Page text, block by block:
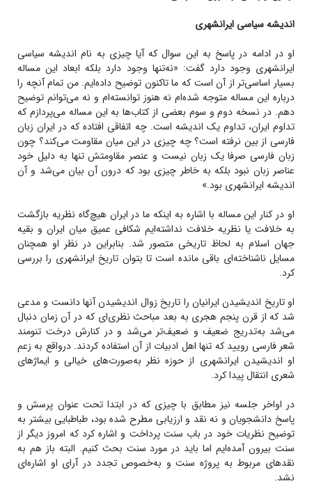
اندیشه سیاسی ایرانشهری
او در ادامه در پاسخ به این سوال که آیا چیزی به نام اندیشه سیاسی
ایرانشهری وجود دارد گفت: «نه‌تنها وجود دارد بلکه ابعاد این مساله
بسیار اساسی‌تر از آن است که ما تاکنون توضیح داده‌ایم. من تمام آنچه را
درباره این مساله متوجه شده‌ام نه هنوز توانسته‌ام و نه می‌توانم توضیح
دهم. در نسخه دوم و سوم بعضی از کتاب‌ها به این مساله می‌پردازم که
تداوم ایران، تداوم یک اندیشه است. چه اتفاقی افتاده که در ایران زبان
فارسی‌ از بین نرفته است؟ چه چیزی در این میان مقاومت می‌کند؟ چون
زبان فارسی صرفا یک زبان نیست و عنصر مقاومتش تنها به دلیل خود
عناصر زبان نبود بلکه به خاطر چیزی بود که درون آن بیان می‌شد و آن
اندیشه ایرانشهری بود.»
او در کنار این مساله با اشاره به اینکه ما در ایران هیچ‌گاه نظریه بازگشت
به خلافت یا نظریه خلافت نداشته‌ایم شکافی عمیق میان ایران و بقیه
جهان اسلام به لحاظ تاریخی متصور شد. بنابراین در نظر او همچنان
مسایل ناشناخته‌ای باقی مانده است تا بتوان تاریخ ایرانشهری را بررسی
کرد.
او تاریخ اندیشیدن ایرانیان را تاریخ زوال اندیشیدن آنها دانست و مدعی
شد که از قرن پنجم هجری به بعد مباحث نظری‌ای که در آن زمان دنبال
می‌شد به‌تدریج ضعیف و ضعیف‌تر می‌شد و در کنارش درخت تنومند
شعر فارسی رویید که تنها اهل ادبیات از آن استفاده کردند. درواقع به‌ زعم
او اندیشیدن ایرانشهری از حوزه نظر به‌صورت‌های خیالی و ایماژهای
شعری انتقال پیدا کرد.
در اواخر جلسه نیز مطابق با چیزی که در ابتدا تحت عنوان پرسش و
پاسخ دانشجویان و نه نقد و ارزیابی مطرح شده بود، طباطبایی بیشتر به
توضیح نظریات خود در باب سنت پرداخت و اشاره کرد که امروز دیگر از
سنت بیرون آمده‌ایم اما باید در مورد سنت بحث کنیم. البته باز هم به
نقدهای مربوط به پروژه سنت و به‌خصوص تجدد در آرای او اشاره‌ای
نشد.